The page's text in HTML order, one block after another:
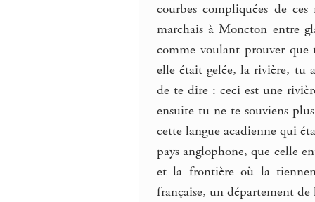
courbes compliquées de
marchais à Moncton entre
comme voulant prouver
elle était gelée, la rivière, tu
de te dire : ceci est une
ensuite tu ne te souviens
cette langue acadienne qui
pays anglophone, que celle
et la frontière où la
française, un département de